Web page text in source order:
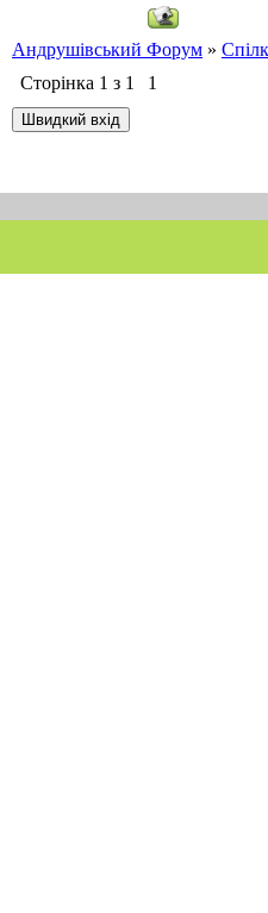
Андрушівський Форум »
Сторінка 1 з 1 1